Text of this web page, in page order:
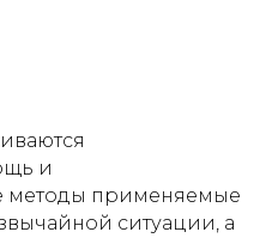
и
методы применяемые
ситуации, а